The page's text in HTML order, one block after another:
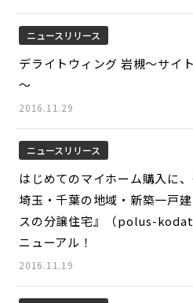
ニュースリリース
デライトウィング 岩槻～サイ
～
2016.11.29
ニュースリリース
はじめてのマイホーム購入に
埼玉・千葉の地域・新築一戸
スの分譲住宅』（polus-
ニューアル！
2016.11.19